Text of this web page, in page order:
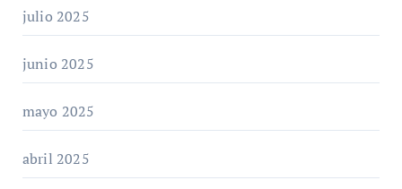
julio 2025
junio 2025
mayo 2025
abril 2025